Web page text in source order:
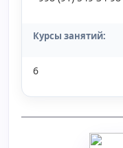
Курсы занятий:
6